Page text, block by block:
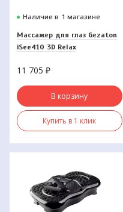
Наличие в 1 магазине
Массажер для глаз Gezaton
iSee410 3D Relax
11 705 ₽
В корзину
Купить в 1 клик